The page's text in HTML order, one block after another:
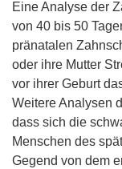
t
Eine Analyse der
von 40 bis 50
pränatalen
oder ihre Mutter
vor ihrer Geburt
Weitere Analysen
dass sich die
Menschen des
Gegend von dem